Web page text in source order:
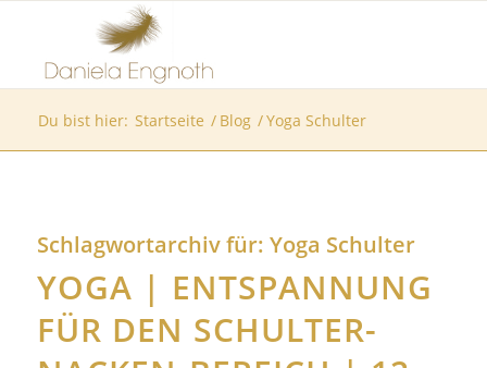
Du bist hier: Startseite / Blog /Yoga Schulter
Schlagwortarchiv für: Yoga Schulter
YOGA | ENTSPANNUNG
FÜR DEN SCHULTER-